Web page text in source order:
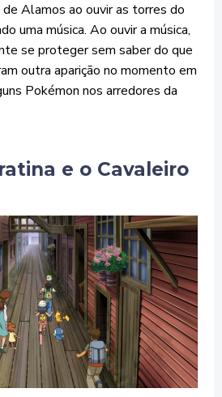
Alamos ao ouvir as torres do
uma música. Ao ouvir a música,
se proteger sem saber do que
outra aparição no momento em
Pokémon nos arredores da
e o Cavaleiro